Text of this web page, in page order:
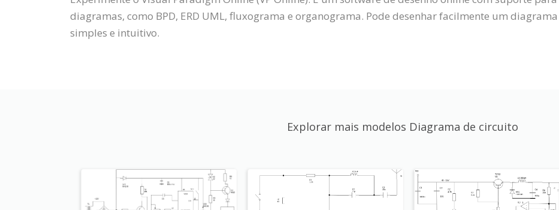
diagramas, como BPD, ERD UML, fluxograma e organograma. Pode desenhar facilmente um
simples e intuitivo.
Explorar mais modelos Diagrama de circuito